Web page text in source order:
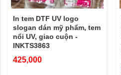
In tem DTF UV logo
slogan dán mỹ phẩm, tem
nổi UV, giao cuộn -
INKTS3863
425,000